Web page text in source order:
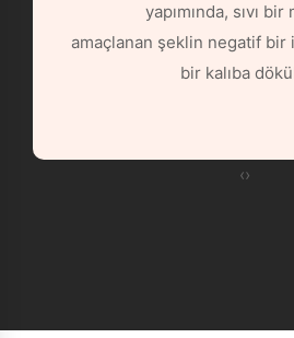
yapımında, sıvı
amaçlanan şeklin negatif
bir kalıba
‹›